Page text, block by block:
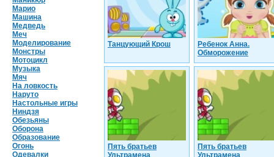
Марио
Машина
Медведь
Меч
Моделирование
Монстры
Мотоцикл
Музыка
Мяч
На ловкость
Наруто
Настольные игры
Ниндзя
Обезьяны
Оборона
Образование
Огонь
Одевалки
Танцующий Крош
Ребенок Анна.
Обморожение
Пять братьев
Ультрамена
Пять братьев
Ультрамена